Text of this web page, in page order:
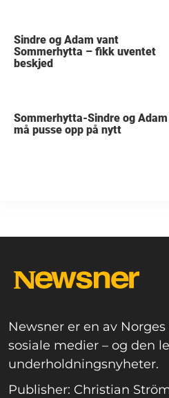
Sindre og Adam vant
Sommerhytta – fikk uventet
beskjed
Sommerhytta-Sindre og Adam
må pusse opp på nytt
Newsner er en av
sosiale medier – og den
underholdningsnyheter.
Publisher: Christian